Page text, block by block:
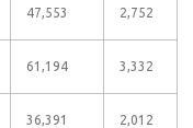
47,553 2,752
61,194 3,332
36,391 2,012